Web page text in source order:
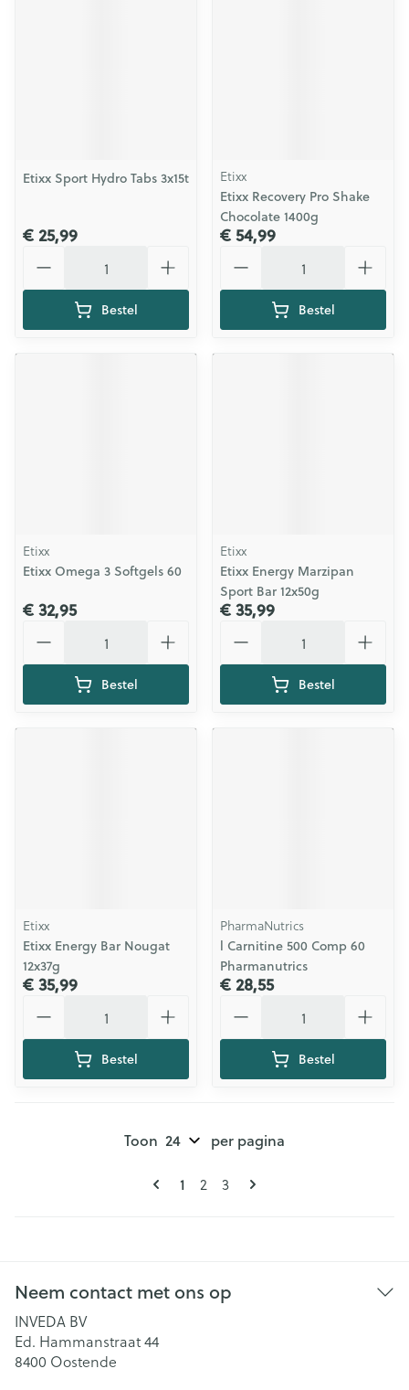
Etixx Sport Hydro Tabs 3x15t
€ 25,99
Bestel
Etixx
Etixx Recovery Pro Shake
Chocolate 1400g
€ 54,99
Bestel
Etixx
Etixx Omega 3 Softgels 60
€ 32,95
Bestel
Etixx
Etixx Energy Marzipan
Sport Bar 12x50g
€ 35,99
Bestel
Etixx
Etixx Energy Bar Nougat
12x37g
€ 35,99
Bestel
PharmaNutrics
l Carnitine 500 Comp 60
Pharmanutrics
€ 28,55
Bestel
Pagina's
U lees momenteel pagina
1 Pagina
2 Pagina
3
Toon per pagina
Neem contact met ons op
INVEDA BV
Ed. Hammanstraat 44
8400 Oostende